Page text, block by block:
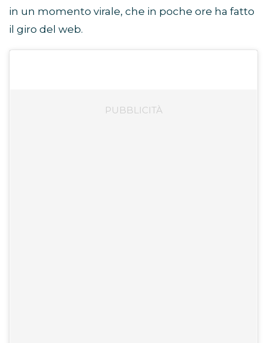
in un momento virale, che in poche ore ha fatto
il giro del web.